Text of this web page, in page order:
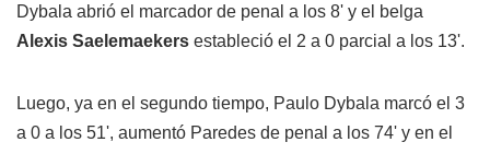
Dybala abrió el marcador de penal a los 8' y el belga
Alexis Saelemaekers estableció el 2 a 0 parcial a los 13'.
Luego, ya en el segundo tiempo, Paulo Dybala marcó el 3
a 0 a los 51', aumentó Paredes de penal a los 74' y en el